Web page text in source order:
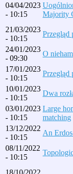
04/04/2023
- 10:15
Majority
21/03/2023
- 10:15
Przegląd
24/01/2023
- 09:30
O
17/01/2023
- 10:15
Przegląd
10/01/2023
- 10:15
Dwa
03/01/2023
- 10:15
Large
matching
13/12/2022
- 10:15
An
08/11/2022
- 10:15
18/10/2022